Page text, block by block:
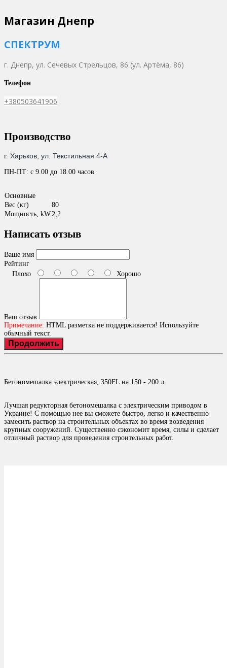
Магазин Днепр
СПЕКТРУМ
г. Днепр, ул. Сечевых Стрельцов, 86 (ул. Артёма, 86)
Телефон
+380503641906
Производство
г. Харьков, ул. Текстильная 4-А
ПН-ПТ: с 9.00 до 18.00 часов
Основные
Вес (кг)
80
Мощность, kW2,2
Написать отзыв
Ваше имя
Рейтинг
Плохо
Хорошо
Ваш отзыв
Примечание: HTML разметка не поддерживается! Используйте
обычный текст.
Продолжить
Бетономешалка электрическая, 350FL на 150 - 200 л.
Лучшая редукторная бетономешалка с электрическим приводом в
Украине! С помощью нее вы сможете быстро, легко и качественно
замесить раствор на строительных объектах во время возведения
крупных сооружений. Существенно сэкономит время, силы и сделает
отличный раствор для проведения строительных работ.